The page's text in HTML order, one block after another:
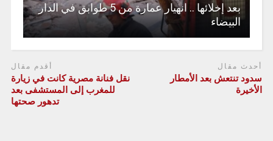
بعد إخلائها .. انهيار عمارة من 5 طوابق في الدار
البيضاء
أحدث مقال
سدود تنتعش بعد الأمطار
الأخيرة
أقدم مقال
نقل فنانة مصرية كانت في زيارة
للمغرب إلى المستشفى بعد
تدهور صحتها